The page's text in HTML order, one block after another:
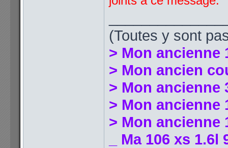
(Toutes y sont
> Mon ancienne
> Mon ancien
> Mon ancienne
> Mon ancienne
> Mon ancienne
_ Ma 106 xs 1.6l